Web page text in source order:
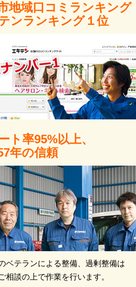
地域口コミランキング
ンランキング１位
ト率95%以上、
年の信頼
ベテランによる整備、過剰整備は
相談の上で作業を行います。